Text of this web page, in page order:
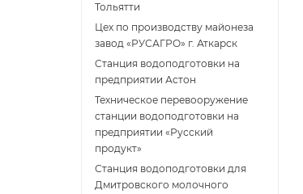
Тольятти
Цех по производству майонеза
завод «РУСАГРО» г. Аткарск
Cтанция водоподготовки на
предприятии Астон
Техническое перевооружение
станции водоподготовки на
предприятии «Русский
продукт»
Станция водоподготовки для
Дмитровского молочного